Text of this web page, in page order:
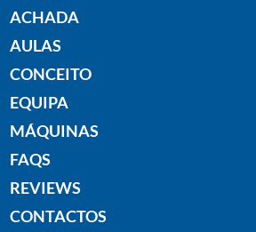
ACHADA
AULAS
CONCEITO
EQUIPA
MÁQUINAS
FAQS
REVIEWS
CONTACTOS